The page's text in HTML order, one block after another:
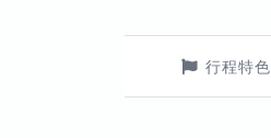
行程特色